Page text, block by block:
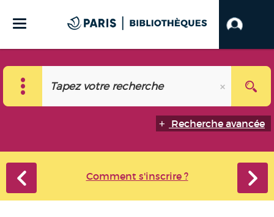
Recherche avancée
Comment s'inscrire ?